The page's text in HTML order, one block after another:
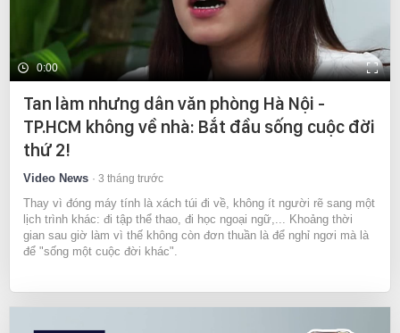
0:00
Tan làm nhưng dân văn phòng Hà Nội -
TP.HCM không về nhà: Bắt đầu sống cuộc đời
thứ 2!
Video News 3 tháng trước
Thay vì đóng máy tính là xách túi đi về, không ít người rẽ sang một
lịch trình khác: đi tập thể thao, đi học ngoại ngữ,... Khoảng thời
gian sau giờ làm vì thế không còn đơn thuần là để nghỉ ngơi mà là
để "sống một cuộc đời khác".